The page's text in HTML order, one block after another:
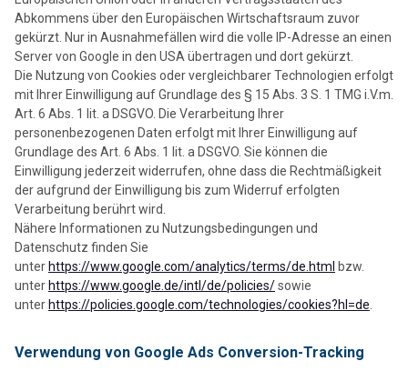
Abkommens über den Europäischen Wirtschaftsraum zuvor
gekürzt. Nur in Ausnahmefällen wird die volle IP-Adresse an einen
Server von Google in den USA übertragen und dort gekürzt.
Die Nutzung von Cookies oder vergleichbarer Technologien erfolgt
mit Ihrer Einwilligung auf Grundlage des § 15 Abs. 3 S. 1 TMG i.V.m.
Art. 6 Abs. 1 lit. a DSGVO. Die Verarbeitung Ihrer
personenbezogenen Daten erfolgt mit Ihrer Einwilligung auf
Grundlage des Art. 6 Abs. 1 lit. a DSGVO. Sie können die
Einwilligung jederzeit widerrufen, ohne dass die Rechtmäßigkeit
der aufgrund der Einwilligung bis zum Widerruf erfolgten
Verarbeitung berührt wird.
Nähere Informationen zu Nutzungsbedingungen und
Datenschutz finden Sie
unter https://www.google.com/analytics/terms/de.html bzw.
unter https://www.google.de/intl/de/policies/sowie
unter https://policies.google.com/technologies/cookies?hl=de.
Verwendung von Google Ads Conversion-Tracking